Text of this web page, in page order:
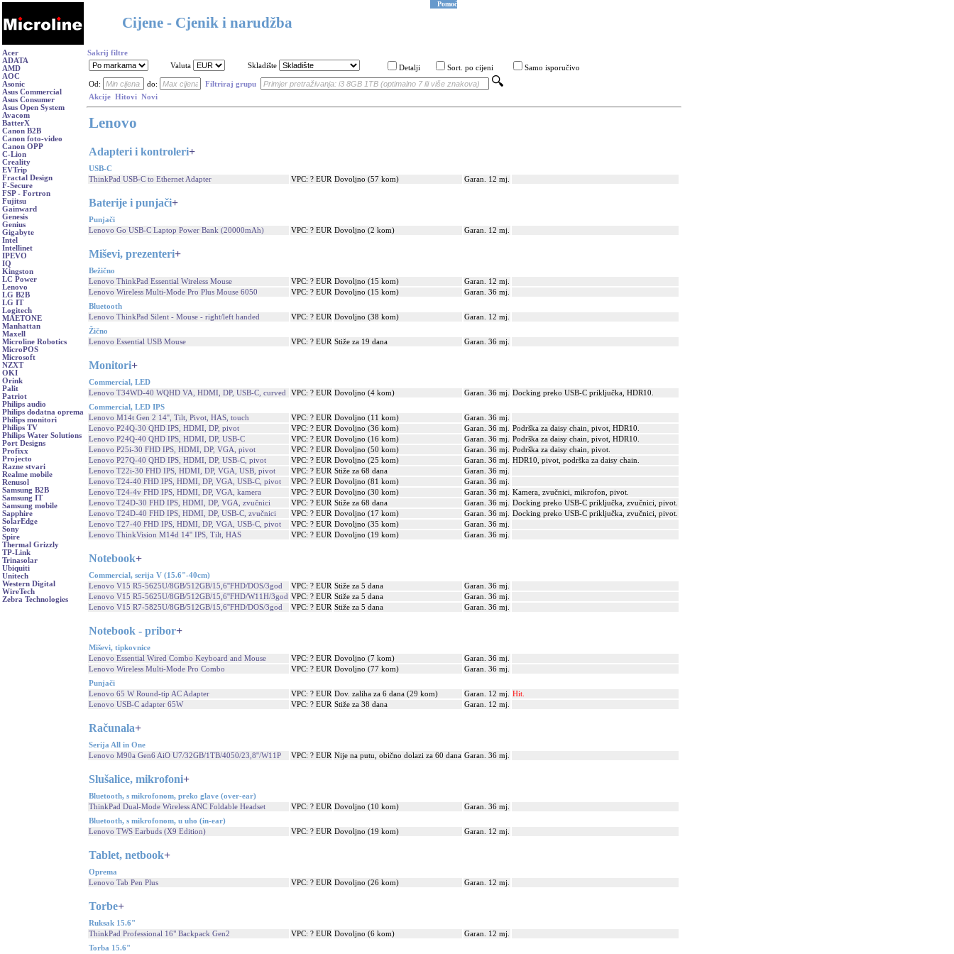
Cijene - Cjenik i narudžba
Pomoć
Acer
ADATA
AMD
AOC
Asonic
Asus Commercial
Asus Consumer
Asus Open System
Avacom
BatterX
Canon B2B
Canon foto-video
Canon OPP
C-Lion
Creality
EVTrip
Fractal Design
F-Secure
FSP - Fortron
Fujitsu
Gainward
Genesis
Genius
Gigabyte
Intel
Intellinet
IPEVO
IQ
Kingston
LC Power
Lenovo
LG B2B
LG IT
Logitech
MAETONE
Manhattan
Maxell
Microline Robotics
MicroPOS
Microsoft
NZXT
OKI
Orink
Palit
Patriot
Philips audio
Philips dodatna oprema
Philips monitori
Philips TV
Philips Water Solutions
Port Designs
Profixx
Projecto
Razne stvari
Realme mobile
Renusol
Samsung B2B
Samsung IT
Samsung mobile
Sapphire
SolarEdge
Sony
Spire
Thermal Grizzly
TP-Link
Trinasolar
Ubiquiti
Unitech
Western Digital
WireTech
Zebra Technologies
Sakrij filtre
Valuta
Skladište Detalji Sort. po cijeni Samo isporučivo
Od: do:
Filtriraj grupu
Akcije Hitovi Novi
Lenovo
Adapteri i kontroleri+
USB-C
ThinkPad USB-C to Ethernet Adapter
VPC: ? EUR Dovoljno (57 kom) Garan. 12 mj.
Baterije i punjači+
Punjači
Lenovo Go USB-C Laptop Power Bank (20000mAh)
VPC: ? EUR Dovoljno (2 kom) Garan. 12 mj.
Miševi, prezenteri+
Bežično
Lenovo ThinkPad Essential Wireless Mouse
VPC: ? EUR Dovoljno (15 kom)
Garan. 12 mj.
Lenovo Wireless Multi-Mode Pro Plus Mouse 6050
VPC: ? EUR Dovoljno (15 kom)
Garan. 36 mj.
Bluetooth
Lenovo ThinkPad Silent - Mouse - right/left handed
VPC: ? EUR Dovoljno (38 kom)
Garan. 12 mj.
Žično
Lenovo Essential USB Mouse
VPC: ? EUR Stiže za 19 dana Garan. 36 mj.
Monitori+
Commercial, LED
Lenovo T34WD-40 WQHD VA, HDMI, DP, USB-C, curved
VPC: ? EUR Dovoljno (4 kom) Garan. 36 mj.
Docking preko USB-C priključka, HDR10.
Commercial, LED IPS
Lenovo M14t Gen 2 14'', Tilt, Pivot, HAS, touch
VPC: ? EUR Dovoljno (11 kom)
Garan. 36 mj.
Lenovo P24Q-30 QHD IPS, HDMI, DP, pivot
VPC: ? EUR Dovoljno (36 kom) Garan. 36 mj.
Podrška za daisy chain, pivot, HDR10.
Lenovo P24Q-40 QHD IPS, HDMI, DP, USB-C
VPC: ? EUR Dovoljno (16 kom) Garan. 36 mj.
Podrška za daisy chain, pivot, HDR10.
Lenovo P25i-30 FHD IPS, HDMI, DP, VGA, pivot
VPC: ? EUR Dovoljno (50 kom) Garan. 36 mj.
Podrška za daisy chain, pivot.
Lenovo P27Q-40 QHD IPS, HDMI, DP, USB-C, pivot
VPC: ? EUR Dovoljno (25 kom) Garan. 36 mj.
HDR10, pivot, podrška za daisy chain.
Lenovo T22i-30 FHD IPS, HDMI, DP, VGA, USB, pivot
VPC: ? EUR Stiže za 68 dana
Garan. 36 mj.
Lenovo T24-40 FHD IPS, HDMI, DP, VGA, USB-C, pivot
VPC: ? EUR Dovoljno (81 kom)
Garan. 36 mj.
Lenovo T24-4v FHD IPS, HDMI, DP, VGA, kamera
VPC: ? EUR Dovoljno (30 kom) Garan. 36 mj.
Kamera, zvučnici, mikrofon, pivot.
Lenovo T24D-30 FHD IPS, HDMI, DP, VGA, zvučnici
VPC: ? EUR Stiže za 68 dana Garan. 36 mj.
Docking preko USB-C priključka, zvučnici, pivot.
Lenovo T24D-40 FHD IPS, HDMI, DP, USB-C, zvučnici
VPC: ? EUR Dovoljno (17 kom) Garan. 36 mj.
Docking preko USB-C priključka, zvučnici, pivot.
Lenovo T27-40 FHD IPS, HDMI, DP, VGA, USB-C, pivot
VPC: ? EUR Dovoljno (35 kom)
Garan. 36 mj.
Lenovo ThinkVision M14d 14'' IPS, Tilt, HAS
VPC: ? EUR Dovoljno (19 kom) Garan. 36 mj.
Notebook+
Commercial, serija V (15.6"-40cm)
Lenovo V15 R5-5625U/8GB/512GB/15,6''FHD/DOS/3god
VPC: ? EUR Stiže za 5 dana
Garan. 36 mj.
Lenovo V15 R5-5625U/8GB/512GB/15,6''FHD/W11H/3god VPC: ? EUR Stiže za 5 dana
Garan. 36 mj.
Lenovo V15 R7-5825U/8GB/512GB/15,6''FHD/DOS/3god
VPC: ? EUR Stiže za 5 dana Garan. 36 mj.
Notebook - pribor+
Miševi, tipkovnice
Lenovo Essential Wired Combo Keyboard and Mouse
VPC: ? EUR Dovoljno (7 kom)
Garan. 36 mj.
Lenovo Wireless Multi-Mode Pro Combo
VPC: ? EUR Dovoljno (77 kom)
Garan. 36 mj.
Punjači
Lenovo 65 W Round-tip AC Adapter
VPC: ? EUR Dov. zaliha za 6 dana (29 kom) Garan. 12 mj.
Hit.
Lenovo USB-C adapter 65W
VPC: ? EUR Stiže za 38 dana Garan. 12 mj.
Računala+
Serija All in One
Lenovo M90a Gen6 AiO U7/32GB/1TB/4050/23,8''/W11P
VPC: ? EUR Nije na putu, obično dolazi za 60 dana Garan. 36 mj.
Slušalice, mikrofoni+
Bluetooth, s mikrofonom, preko glave (over-ear)
ThinkPad Dual-Mode Wireless ANC Foldable Headset
VPC: ? EUR Dovoljno (10 kom)
Garan. 36 mj.
Bluetooth, s mikrofonom, u uho (in-ear)
Lenovo TWS Earbuds (X9 Edition)
VPC: ? EUR Dovoljno (19 kom) Garan. 12 mj.
Tablet, netbook+
Oprema
Lenovo Tab Pen Plus
VPC: ? EUR Dovoljno (26 kom) Garan. 12 mj.
Torbe+
Ruksak 15.6"
ThinkPad Professional 16" Backpack Gen2
VPC: ? EUR Dovoljno (6 kom)
Garan. 12 mj.
Torba 15.6"